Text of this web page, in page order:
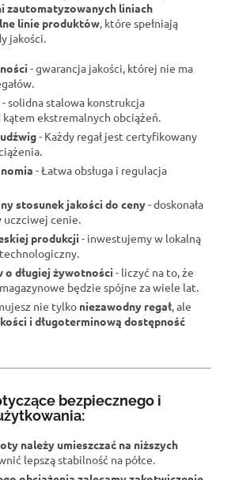
zautomatyzowanych liniach
linie produktów , które spełniają
jakości.
- gwarancja jakości, której nie ma
- solidna stalowa konstrukcja
ekstremalnych obciążeń.
- Każdy regał jest certyfikowany
- Łatwa obsługa i regulacja
stosunek jakości do ceny- doskonała
uczciwej cenie.
produkcji - inwestujemy w lokalną
długiej żywotności - liczyć na to, że
będzie spójne za wiele lat.
nie tylko niezawodny regał , ale
i długoterminową dostępność
bezpiecznego i
należy umieszczać na niższych
lepszą stabilność na półce.